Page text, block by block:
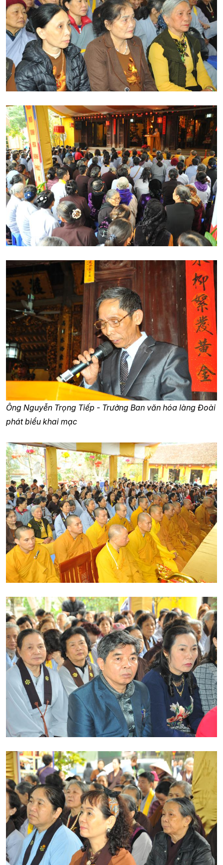
Ông Nguyễn Trọng Tiếp - Trưởng Ban văn hóa làng Đoài
phát biểu khai mạc